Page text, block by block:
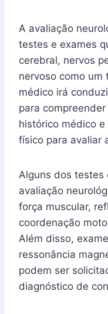
A avaliação
testes e exames
cerebral, nervos
nervoso como um
médico irá
para
histórico médico
físico para avaliar
Alguns dos testes
avaliação
força muscular,
coordenação
Além disso,
ressonância
podem ser
diagnóstico de